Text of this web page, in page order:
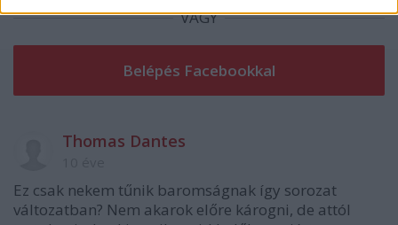
VAGY
Thomas Dantes
Ez csak nekem tűnik baromságnak így sorozat
változatban? Nem akarok előre károgni, de attól